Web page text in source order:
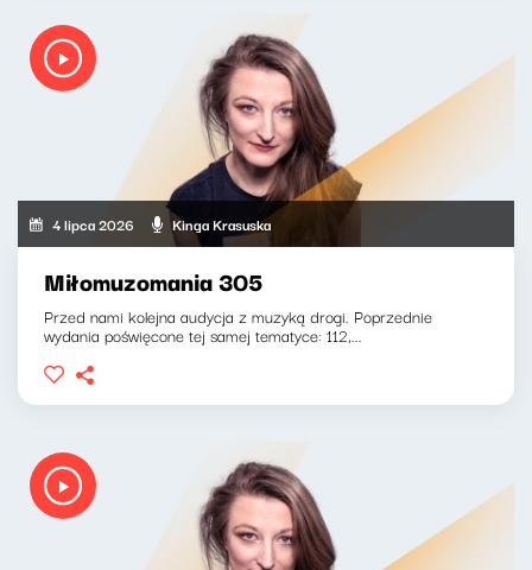
4 lipca 2026 Kinga Krasuska
Miłomuzomania 305
Przed nami kolejna audycja z muzyką drogi. Poprzednie
wydania poświęcone tej samej tematyce: 112,...